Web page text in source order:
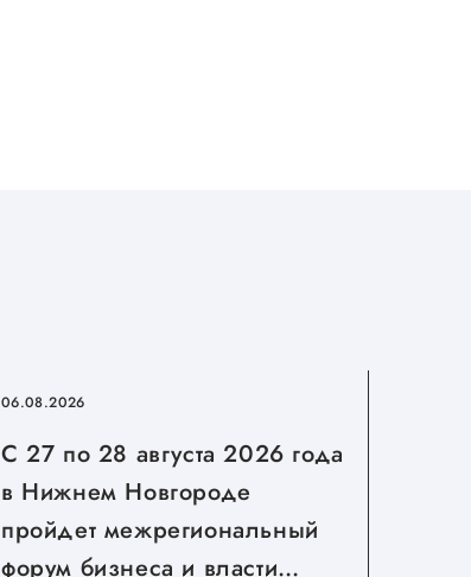
06.08.2026
С 27 по 28 августа 2026 года
в Нижнем Новгороде
пройдет межрегиональный
форум бизнеса и власти